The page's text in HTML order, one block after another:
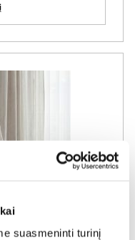
suasmeninti turinį